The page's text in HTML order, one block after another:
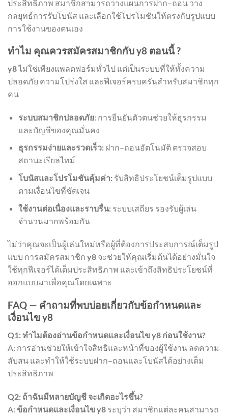
ประสิทธิภาพ สมาชิกสามารถวางแผนการฝาก–ถอน วาง
กลยุทธ์การรับโบนัส และเลือกใช้โปรโมชันให้ตรงกับรูปแบบ
การใช้งานของตนเอง
ทำไม คุณควรสมัครสมาชิกกับ y8 ตอนนี้ ?
y8ไม่ใช่เพียงแพลตฟอร์มทั่วไป แต่เป็นระบบที่ให้ทั้งความ
ปลอดภัย ความโปร่งใส และฟีเจอร์ครบครันสำหรับสมาชิกทุก
คน
ระบบสมาชิกปลอดภัย:การยืนยันตัวตนช่วยให้ธุรกรรม
และบัญชีของคุณมั่นคง
ธุรกรรมง่ายและรวดเร็ว:ฝาก–ถอนอัตโนมัติ ตรวจสอบ
สถานะเรียลไทม์
โบนัสและโปรโมชันคุ้มค่า:รับสิทธิประโยชน์เต็มรูปแบบ
ตามเงื่อนไขที่ชัดเจน
ใช้งานต่อเนื่องและราบรื่น:ระบบเสถียร รองรับผู้เล่น
จำนวนมากพร้อมกัน
ไม่ว่าคุณจะเป็นผู้เล่นใหม่หรือผู้ที่ต้องการประสบการณ์เต็มรูป
แบบ การสมัครสมาชิก y8 จะช่วยให้คุณเริ่มต้นได้อย่างมั่นใจ
ใช้ทุกฟีเจอร์ได้เต็มประสิทธิภาพ และเข้าถึงสิทธิประโยชน์ที่
ออกแบบมาเพื่อคุณโดยเฉพาะ
FAQ — คำถามที่พบบ่อยเกี่ยวกับข้อกำหนดและ
เงื่อนไข y8
Q1: ทำไมต้องอ่านข้อกำหนดและเงื่อนไข y8 ก่อนใช้งาน?
A: การอ่านช่วยให้เข้าใจสิทธิและหน้าที่ของผู้ใช้งาน ลดความ
สับสน และทำให้ใช้ระบบฝาก–ถอนและโบนัสได้อย่างเต็ม
ประสิทธิภาพ
Q2: ถ้าฉันมีหลายบัญชี จะเกิดอะไรขึ้น?
A: ข้อกำหนดและเงื่อนไข y8 ระบุว่า สมาชิกแต่ละคนสามารถ